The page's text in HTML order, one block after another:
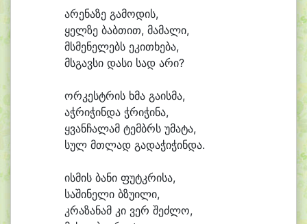
არენაზე გამოდის,
ყელზე ბაბთით, მამალი,
მსმენელებს ეკითხება,
მსგავსი დასი სად არი?
ორკესტრის ხმა გაისმა,
აჭრიჭინდა ჭრიჭინა,
ყვანჩალამ ტემბრს უმატა,
სულ მთლად გადაჭიჭინდა.
ისმის ბანი ფუტკრისა,
საშინელი ბზუილი,
კრაზანამ კი ვერ შეძლო,